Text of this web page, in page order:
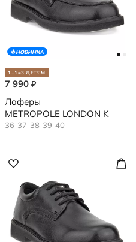
НОВИНКА
1+1=3 ДЕТЯМ
7 990 ₽
Лоферы
METROPOLE LONDON K
36 37 38 39 40